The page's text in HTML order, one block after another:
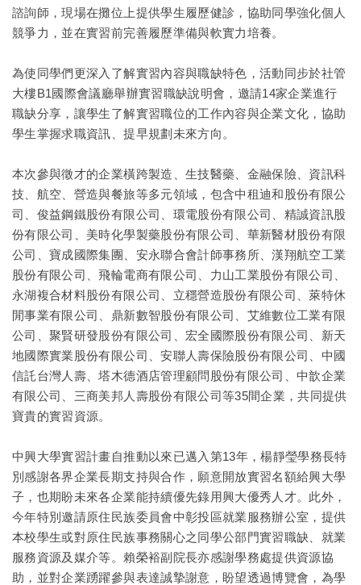
諮詢師，現場在攤位上提供學生履歷健診，協助同學強化個人
競爭力，並在實習前完善履歷準備與軟實力培養。
為使同學們更深入了解實習內容與職缺特色，活動同步於社管
大樓B1國際會議廳舉辦實習職缺說明會，邀請14家企業進行
職缺分享，讓學生了解實習職位的工作內容與企業文化，協助
學生掌握求職資訊、提早規劃未來方向。
本次參與徵才的企業橫跨製造、生技醫藥、金融保險、資訊科
技、航空、營造與餐旅等多元領域，包含中租迪和股份有限公
司、俊益鋼鐵股份有限公司、環電股份有限公司、精誠資訊股
份有限公司、美時化學製藥股份有限公司、華新醫材股份有限
公司、寶成國際集團、安永聯合會計師事務所、漢翔航空工業
股份有限公司、飛輪電商有限公司、力山工業股份有限公司、
永湖複合材料股份有限公司、立穩營造股份有限公司、萊特休
閒事業有限公司、鼎新數智股份有限公司、艾維數位工業有限
公司、聚賢研發股份有限公司、宏全國際股份有限公司、新天
地國際實業股份有限公司、安聯人壽保險股份有限公司、中國
信託台灣人壽、塔木德酒店管理顧問股份有限公司、中歆企業
有限公司、三商美邦人壽股份有限公司等35間企業，共同提供
寶貴的實習資源。
中興大學實習計畫自推動以來已邁入第13年，楊靜瑩學務長特
別感謝各界企業長期支持與合作，願意開放實習名額給興大學
子，也期盼未來各企業能持續優先錄用興大優秀人才。此外，
今年特別邀請原住民族委員會中彰投區就業服務辦公室，提供
本校學生或對原住民族事務關心之同學公部門實習職缺、就業
服務資源及媒介等。賴榮裕副院長亦感謝學務處提供資源協
助，並對企業踴躍參與表達誠摯謝意，盼望透過博覽會，為學